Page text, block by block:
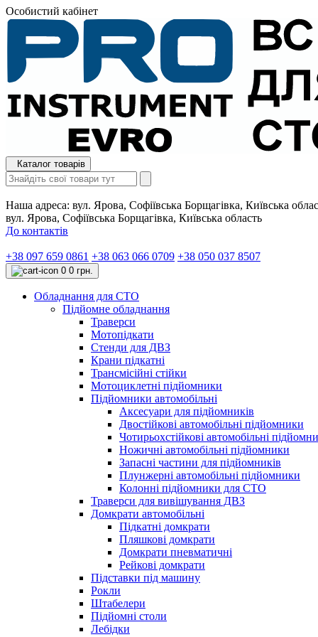
Особистий кабінет
Каталог товарів
Наша адреса: вул. Ярова, Софіївська Борщагівка, Київська
вул. Ярова, Софіївська Борщагівка, Київська область
До контактів
+38 097 659 0861 +38 063 066 0709 +38 050 037 8507
0 0 грн.
Обладнання для СТО
Підйомне обладнання
Траверси
Мотопідкати
Стенди для ДВЗ
Крани підкатні
Трансмісійні стійки
Мотоциклетні підйомники
Підйомники автомобільні
Аксесуари для підйомників
Двостійкові автомобільні підйомники
Чотирьохстійкові автомобільні
Ножичні автомобільні підйомники
Запасні частини для підйомників
Плунжерні автомобільні підйомники
Колонні підйомники для СТО
Траверси для вивішування ДВЗ
Домкрати автомобільні
Підкатні домкрати
Пляшкові домкрати
Домкрати пневматичні
Рейкові домкрати
Підставки під машину
Рокли
Штабелери
Підйомні столи
Лебідки